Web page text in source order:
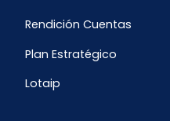
Rendición Cuentas
Plan Estratégico
Lotaip